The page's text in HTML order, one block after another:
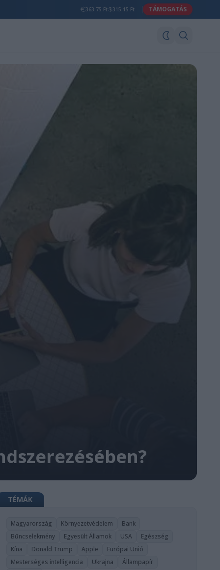
363.75 Ft 315.15 Ft TÁMOGATÁS
TÉMÁK
Magyarország Környezetvédelem
Bank
Bűncselekmény
Egyesült Államok USA
Egészség
Kína
Donald Trump Apple
Európai Unió
Mesterséges intelligencia
Ukrajna
Állampapír